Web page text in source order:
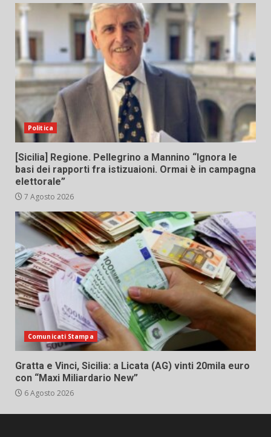
Politica
[Sicilia] Regione. Pellegrino a Mannino “Ignora le
basi dei rapporti fra istizuaioni. Ormai è in campagna
elettorale”
7 Agosto 2026
Comunicati Stampa
Gratta e Vinci, Sicilia: a Licata (AG) vinti 20mila euro
con “Maxi Miliardario New”
6 Agosto 2026